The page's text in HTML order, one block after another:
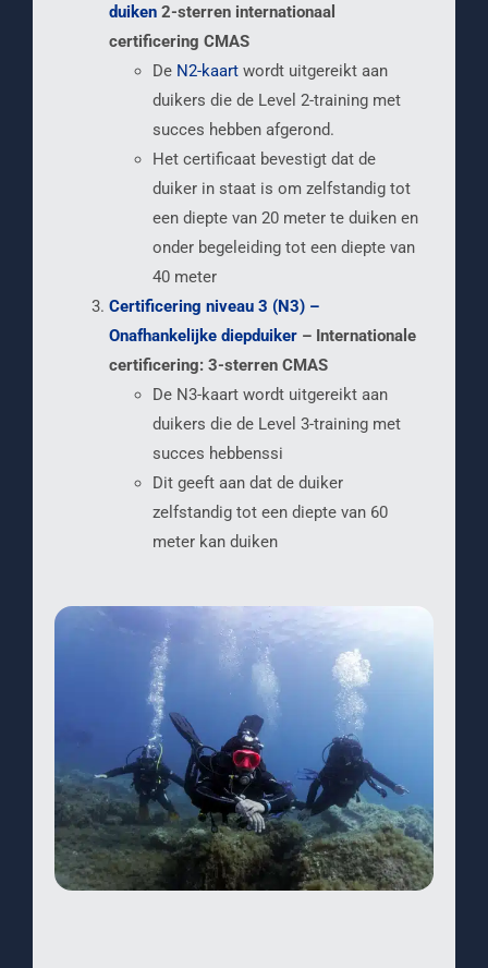
duiken2-sterren internationaal
certificering CMAS
De N2-kaartwordt uitgereikt aan
duikers die de Level 2-training met
succes hebben afgerond.
Het certificaat bevestigt dat de
duiker in staat is om zelfstandig tot
een diepte van 20 meter te duiken en
onder begeleiding tot een diepte van
40 meter
Certificering niveau 3 (N3) –
Onafhankelijke diepduiker– Internationale
certificering: 3-sterren CMAS
De N3-kaart wordt uitgereikt aan
duikers die de Level 3-training met
succes hebbenssi
Dit geeft aan dat de duiker
zelfstandig tot een diepte van 60
meter kan duiken